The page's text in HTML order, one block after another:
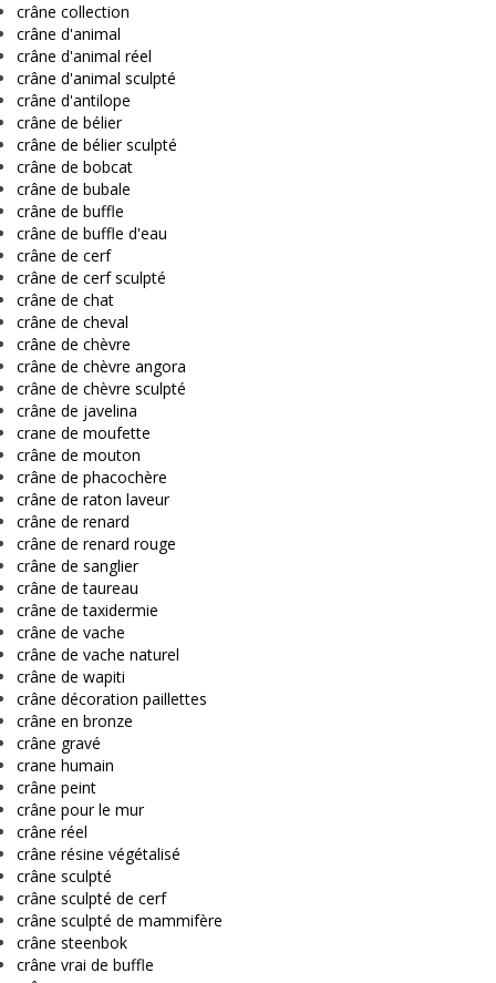
crâne collection
crâne d'animal
crâne d'animal réel
crâne d'animal sculpté
crâne d'antilope
crâne de bélier
crâne de bélier sculpté
crâne de bobcat
crâne de bubale
crâne de buffle
crâne de buffle d'eau
crâne de cerf
crâne de cerf sculpté
crâne de chat
crâne de cheval
crâne de chèvre
crâne de chèvre angora
crâne de chèvre sculpté
crâne de javelina
crane de moufette
crâne de mouton
crâne de phacochère
crâne de raton laveur
crâne de renard
crâne de renard rouge
crâne de sanglier
crâne de taureau
crâne de taxidermie
crâne de vache
crâne de vache naturel
crâne de wapiti
crâne décoration paillettes
crâne en bronze
crâne gravé
crane humain
crâne peint
crâne pour le mur
crâne réel
crâne résine végétalisé
crâne sculpté
crâne sculpté de cerf
crâne sculpté de mammifère
crâne steenbok
crâne vrai de buffle